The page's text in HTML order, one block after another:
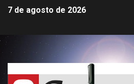
7 de agosto de 2026